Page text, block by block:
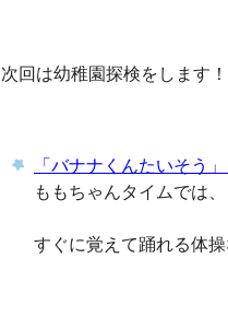
次回は幼稚園探検をします
「バナナくんたいそう」
ももちゃんタイムでは
すぐに覚えて踊れる体